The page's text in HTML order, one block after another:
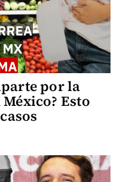
por la
Esto